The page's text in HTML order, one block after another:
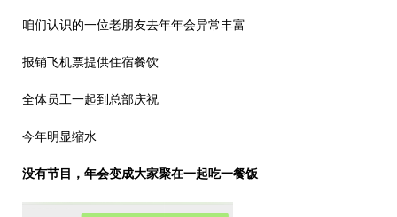
咱们认识的一位老朋友去年年会异常丰富
报销飞机票提供住宿餐饮
全体员工一起到总部庆祝
今年明显缩水
没有节目，年会变成大家聚在一起吃一餐饭